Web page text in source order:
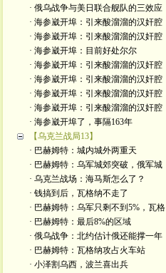
· 俄乌战争与美日联合舰队的三效应
· 海参崴开埠：引来酸溜溜的汉奸腔
· 海参崴开埠：引来酸溜溜的汉奸腔
· 海参崴开埠：目前好处尔尔
· 海参崴开埠：引来酸溜溜的汉奸腔
· 海参崴开埠：引来酸溜溜的汉奸腔
· 海参崴开埠：引来酸溜溜的汉奸腔
· 海参崴开埠：引来酸溜溜的汉奸腔
· 海参崴开埠了，事隔163年
【乌克兰战局13】
· 巴赫姆特：城内城外两重天
· 巴赫姆特：乌军城郊突破，俄军城
· 乌克兰战场：海马斯怎么了？
· 钱搞到后，瓦格纳不走了
· 巴赫姆特：乌军只剩不到5%，瓦格
· 巴赫姆特：最后8%的区域
· 俄乌战争：北约估计俄还能撑一年
· 巴赫姆特：瓦格纳攻占火车站
· 小泽割乌西，波兰喜出兵